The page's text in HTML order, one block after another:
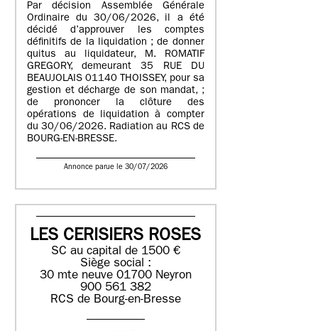
Par décision Assemblée Générale
Ordinaire du 30/06/2026, il a été
décidé d’approuver les comptes
définitifs de la liquidation ; de donner
quitus au liquidateur, M. ROMATIF
GREGORY, demeurant 35 RUE DU
BEAUJOLAIS 01140 THOISSEY, pour sa
gestion et décharge de son mandat, ;
de prononcer la clôture des
opérations de liquidation à compter
du 30/06/2026. Radiation au RCS de
BOURG-EN-BRESSE.
Annonce parue le 30/07/2026
LES CERISIERS ROSES
SC au capital de 1500 €
Siège social :
30 mte neuve 01700 Neyron
900 561 382
RCS de Bourg-en-Bresse